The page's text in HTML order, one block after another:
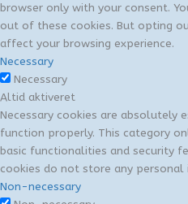
browser only with your consent.
out of these cookies. But opting
affect your browsing experience.
Necessary
Necessary
Altid aktiveret
Necessary cookies are absolutely
function properly. This category
basic functionalities and security
cookies do not store any
Non-necessary